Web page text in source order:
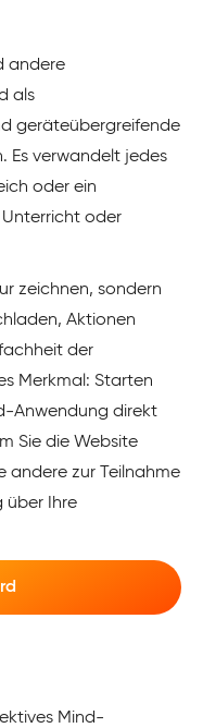
andere
als
geräteübergreifende
Es verwandelt jedes
oder ein
Unterricht oder
zeichnen, sondern
Aktionen
der
Merkmal: Starten
Anwendung direkt
Sie die Website
andere zur Teilnahme
über Ihre
Mind-